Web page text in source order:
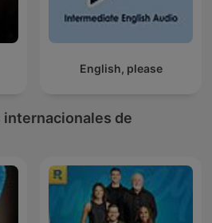
English, please
internacionales de